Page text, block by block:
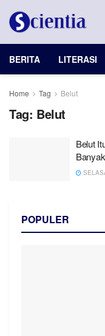
BERITA LITERASI
Home Tag Belut
Tag: Belut
Belut
POPULER